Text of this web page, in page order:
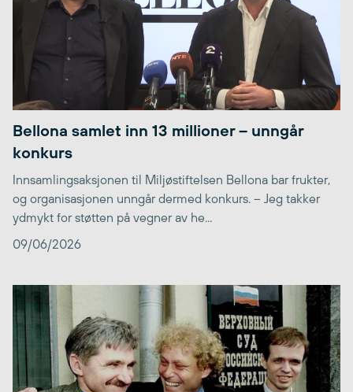
Bellona samlet inn 13 millioner – unngår
konkurs
Innsamlingsaksjonen til Miljøstiftelsen Bellona bar frukter,
og organisasjonen unngår dermed konkurs. – Jeg takker
ydmykt for støtten på vegner av he...
09/06/2026